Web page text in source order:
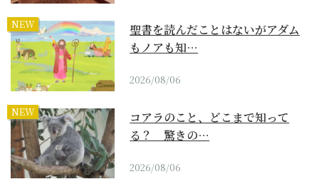
NEW
聖書を読んだことはないがアダム
もノアも知…
2026/08/06
NEW
コアラのこと、どこまで知って
る？ 驚きの…
2026/08/06